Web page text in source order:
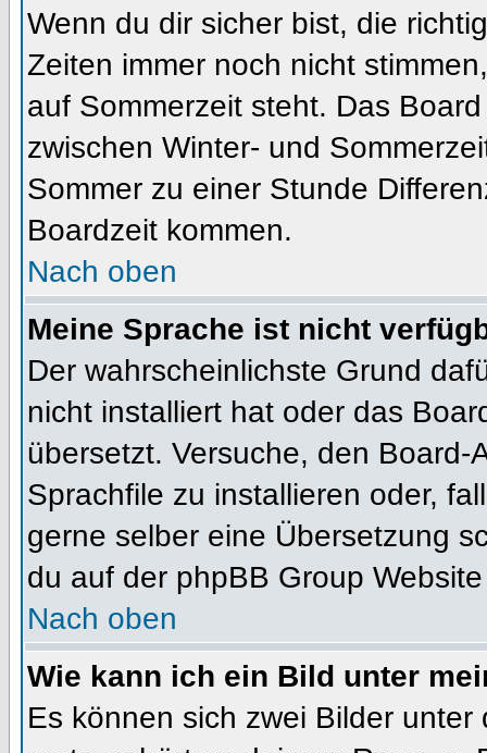
Wenn du dir sicher bist, die
Zeiten immer noch nicht
auf Sommerzeit steht. Das
zwischen Winter- und
Sommer zu einer Stunde
Boardzeit kommen.
Nach oben
Meine Sprache ist nicht
Der wahrscheinlichste Grund
nicht installiert hat oder das
übersetzt. Versuche, den
Sprachfile zu installieren oder,
gerne selber eine Übersetzung
du auf der phpBB Group
Nach oben
Wie kann ich ein Bild unter
Es können sich zwei Bilder